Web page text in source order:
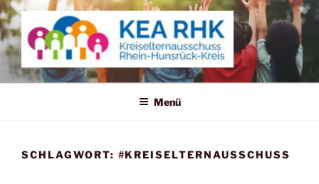
Zum
Inhalt
springen
KREISELTERNAUSSCHUSS
RHEIN-HUNSRÜCK-KREIS
Menü
SCHLAGWORT: #KREISELTERNAUSSCHUSS